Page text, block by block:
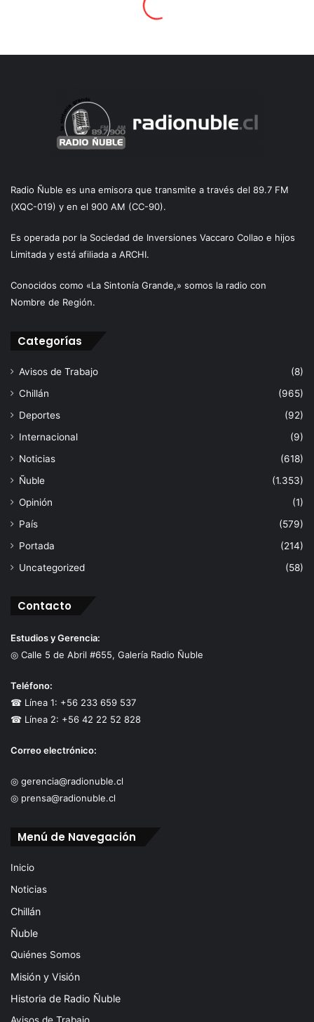
Radio Ñuble es una emisora que transmite a través del 89.7 FM
(XQC-019) y en el 900 AM (CC-90).
Es operada por la Sociedad de Inversiones Vaccaro Collao e hijos
Limitada y está afiliada a ARCHI.
Conocidos como «La Sintonía Grande,» somos la radio con
Nombre de Región.
Categorías
Avisos de Trabajo
(8)
Chillán
(965)
Deportes
(92)
Internacional
(9)
Noticias
(618)
Ñuble
(1.353)
Opinión
(1)
País
(579)
Portada
(214)
Uncategorized
(58)
Contacto
Estudios y Gerencia:
◎ Calle 5 de Abril #655, Galería Radio Ñuble
Teléfono:
☎ Línea 1: +56 233 659 537
☎ Línea 2: +56 42 22 52 828
Correo electrónico:
◎ gerencia@radionuble.cl
◎ prensa@radionuble.cl
Menú de Navegación
Inicio
Noticias
Chillán
Ñuble
Quiénes Somos
Misión y Visión
Historia de Radio Ñuble
Avisos de Trabajo.